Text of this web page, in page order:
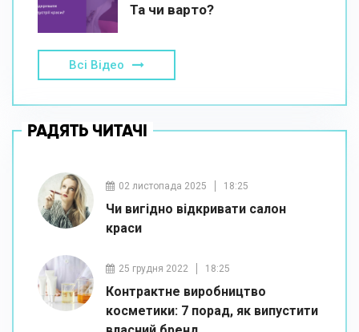
Та чи варто?
Всі Відео
РАДЯТЬ ЧИТАЧІ
02 листопада 2025 18:25
Чи вигідно відкривати салон
краси
25 грудня 2022 18:25
Контрактне виробництво
косметики: 7 порад, як випустити